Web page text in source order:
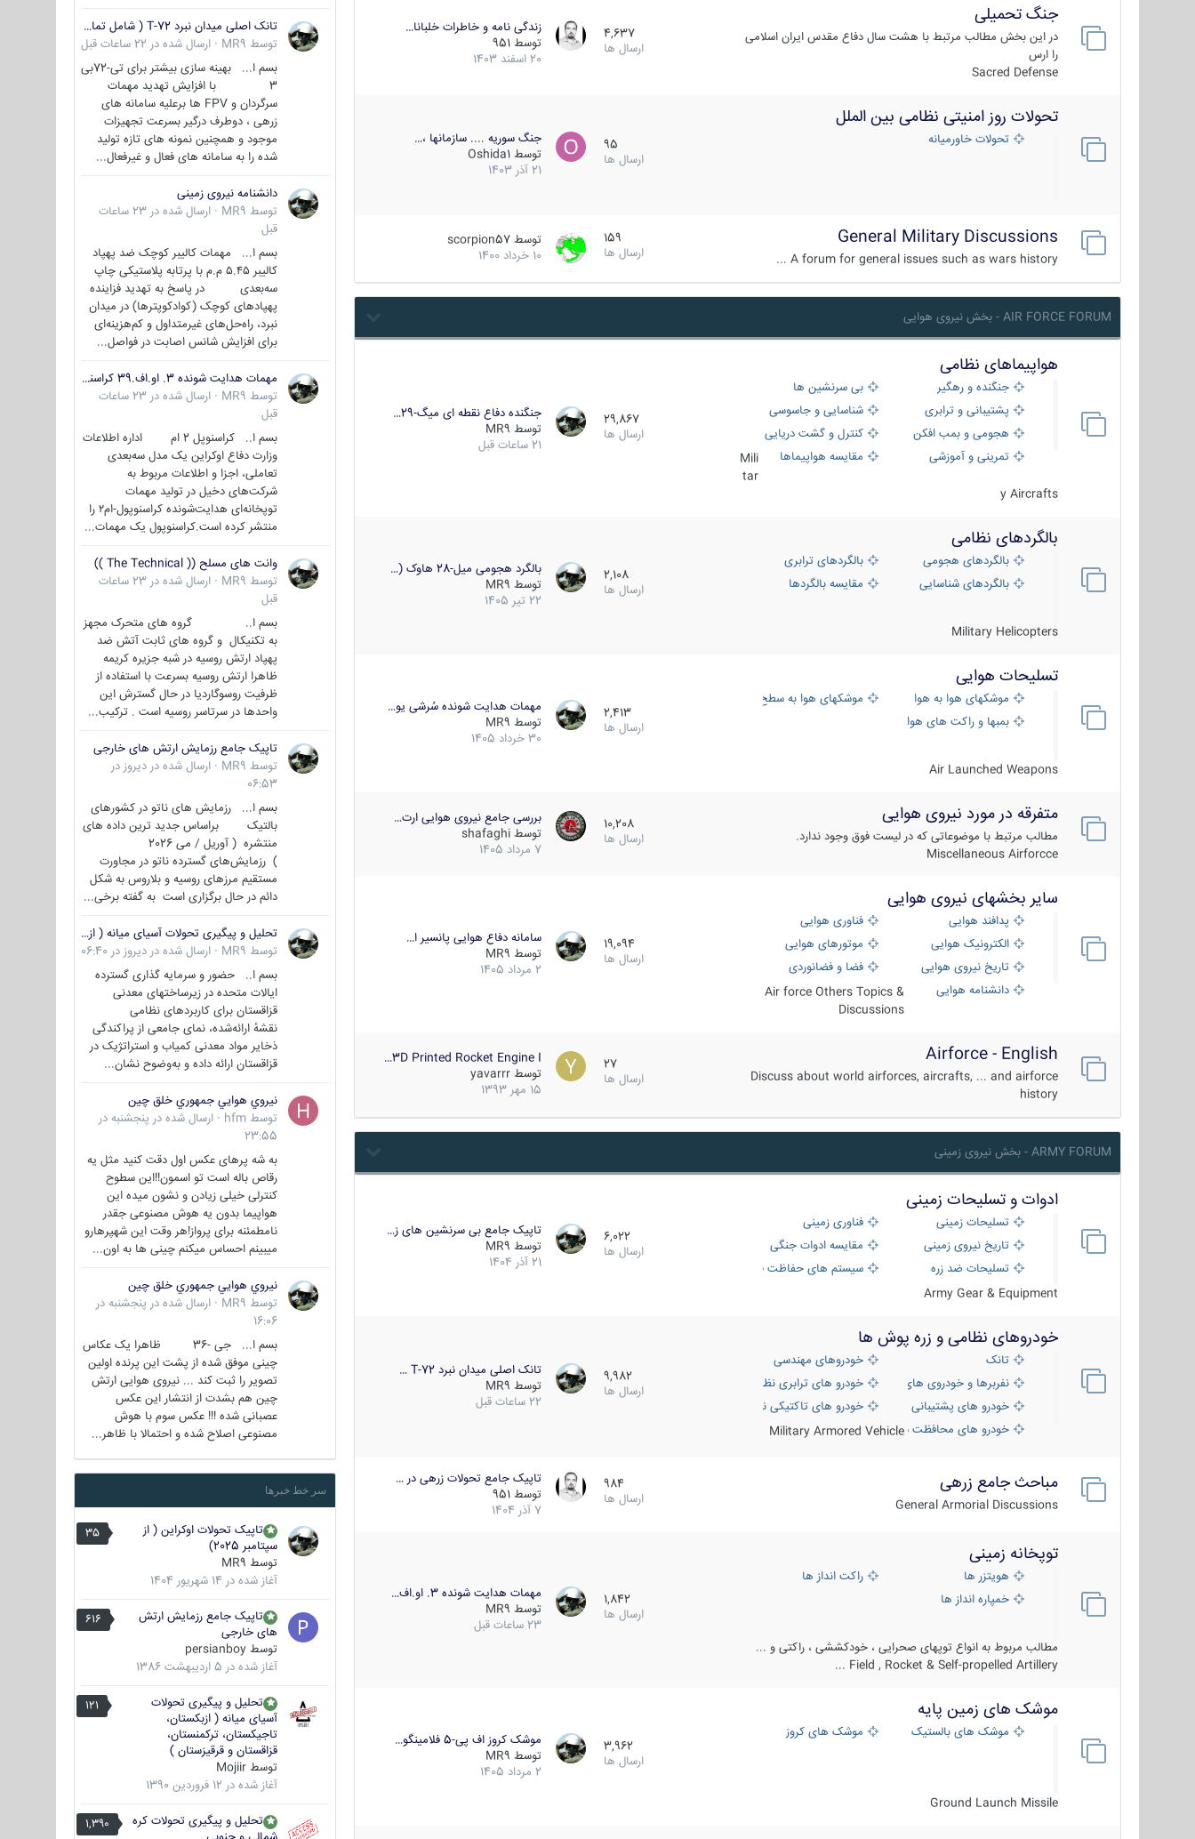
جنگ تحمیلی
در این بخش مطالب مرتبط با هشت سال دفاع مقدس ایران اسلامی
را ارس
Sacred Defense
4,637
ارسال ها
زندگی نامه و خاطرات خلبانا…
توسط 951
20 اسفند 1403
تحولات روز امنیتی نظامی بین الملل
تحولات خاورمیانه
95
ارسال ها
جنگ سوریه .... سازمانها ،…
توسط Oshida1
21 آذر 1403
General Military Discussions
A forum for general issues such as wars history ...
159
ارسال ها
توسط scorpion57
10 خرداد 1400
AIR FORCE FORUM - بخش نیروی هوایی
هواپیماهای نظامی
جنگنده و رهگیر
بی سرنشین ها
پشتیبانی و ترابری
شناسایی و جاسوسی
هجومی و بمب افکن
کنترل و گشت دریایی
تمرینی و آموزشی
مقایسه هواپیماها
Mili
tar
y Aircrafts
29,867
ارسال ها
جنگنده دفاع نقطه ای میگ-29…
توسط MR9
21 ساعات قبل
بالگردهای نظامی
بالگردهای هجومی
بالگردهای ترابری
بالگردهای شناسایی
مقایسه بالگردها
Military Helicopters
2,108
ارسال ها
بالگرد هجومی میل-28 هاوک (…
توسط MR9
22 تیر 1405
تسلیحات هوایی
موشکهای هوا به هوا
موشکهای هوا به سطح
بمبها و راکت های هوایی
Air Launched Weapons
2,413
ارسال ها
مهمات هدایت شونده سُرشی یو…
توسط MR9
30 خرداد 1405
متفرقه در مورد نیروی هوایی
مطالب مرتبط با موضوعاتی که در لیست فوق وجود ندارد.
Miscellaneous Airforcce
10,208
ارسال ها
بررسی جامع نیروی هوایی ارت…
توسط shafaghi
7 مرداد 1405
سایر بخشهای نیروی هوایی
پدافند هوایی
فناوری هوایی
الکترونیک هوایی
موتورهای هوایی
تاریخ نیروی هوایی
فضا و فضانوردی
دانشنامه هوایی
Air force Others Topics &
Discussions
19,094
ارسال ها
سامانه دفاع هوایی پانسیر ا…
توسط MR9
2 مرداد 1405
Airforce - English
Discuss about world airforces, aircrafts, ... and airforce
history
27
ارسال ها
3D Printed Rocket Engine I…
توسط yavarrr
15 مهر 1393
ARMY FORUM - بخش نیروی زمینی
ادوات و تسلیحات زمینی
تسلیحات زمینی
فناوری زمینی
تاریخ نیروی زمینی
مقایسه ادوات جنگی
تسلیحات ضد زره
سیستم های حفاظت فعال
Army Gear & Equipment
6,022
ارسال ها
تاپیک جامع بی سرنشین های ز…
توسط MR9
21 آذر 1404
خودروهای نظامی و زره پوش ها
تانک
خودروهای مهندسی
نفربرها و خودروی های رزمی پیاده نظامخودرو های ترابری نظامی
خودرو های پشتیبانی آتش ، شناسایی و ضد تانک
خودرو های تاکتیکی نظامی
خودرو های محافظت شدهMilitary Armored Vehicle
9,982
ارسال ها
تانک اصلی میدان نبرد T-72 …
توسط MR9
22 ساعات قبل
مباحث جامع زرهی
General Armorial Discussions
984
ارسال ها
تاپیک جامع تحولات زرهی در …
توسط 951
7 آذر 1404
توپخانه زمینی
هویتزر ها
راکت انداز ها
خمپاره انداز ها
مطالب مربوط به انواع توپهای صحرایی ، خودکششی ، راکتی و ...
Field , Rocket & Self-propelled Artillery ...
1,842
ارسال ها
مهمات هدایت شونده 3. او.اف…
توسط MR9
23 ساعات قبل
موشک های زمین پایه
موشک های بالستیک موشک های کروز
Ground Launch Missile
3,962
ارسال ها
موشک کروز اف پی-5 فلامینگو…
توسط MR9
2 مرداد 1405
تانک اصلی میدان نبرد T-72 ( شامل تمامی گونه ها )
توسط MR9
· ارسال شده در 22 ساعات قبل
بسم ا... بهینه سازی بیشتر برای تی-72بی
3 با افزایش تهدید مهمات
سرگردان و FPV ها برعلیه سامانه های
زرهی ، دوطرف درگیر بسرعت تجهیزات
موجود و همچنین نمونه های تازه تولید
شده را به سامانه های فعال و غیرفعال...
دانشنامه نیروی زمینی
توسط MR9
· ارسال شده در
23 ساعات
قبل
بسم ا... مهمات کالیبر کوچک ضد پهپاد
کالیبر ۵.۴۵ م.م با پرتابه پلاستیکی چاپ
سه‌بعدی در پاسخ به تهدید فزاینده
پهپادهای کوچک (کوادکوپترها) در میدان
نبرد، راه‌حل‌های غیرمتداول و کم‌هزینه‌ای
برای افزایش شانس اصابت در فواصل...
مهمات هدایت شونده 3. او.اف.39 کراسنوپل/بصیر( Krasnopol 3OF39 )
توسط MR9
· ارسال شده در
23 ساعات
قبل
بسم ا.. کراسنوپل 2 ام اداره اطلاعات
وزارت دفاع اوکراین یک مدل سه‌بعدی
تعاملی، اجزا و اطلاعات مربوط به
شرکت‌های دخیل در تولید مهمات
توپخانه‌ای هدایت‌شونده کراسنوپول-ام۲ را
منتشر کرده است.کراسنوپول یک مهمات...
وانت های مسلح (( The Technical ))
توسط MR9
· ارسال شده در
23 ساعات
قبل
بسم ا.. گروه های متحرک مجهز
به تکنیکال و گروه های ثابت آتش ضد
پهپاد ارتش روسیه در شبه جزیره کریمه
ظاهرا ارتش روسیه بسرعت با استفاده از
ظرفیت روسوگاردیا در حال گسترش این
واحدها در سرتاسر روسیه است . ترکیب...
تاپیک جامع رزمایش ارتش های خارجی
توسط MR9
· ارسال شده در دیروز در
06:53
بسم ا... رزمایش های ناتو در کشورهای
بالتیک براساس جدید ترین داده های
منتشره ( آوریل / می 2026
) رزمایش‌های گسترده ناتو در مجاورت
مستقیم مرزهای روسیه و بلاروس به شکل
دائم در حال برگزاری است به گفته برخی...
تحلیل و پیگیری تحولات آسیای میانه ( ازبکستان، تاجیکستان، ترکمنستان، قزاقستان و قرقیزستان )
توسط MR9
· ارسال شده در دیروز در 06:40
بسم ا.. حضور و سرمایه گذاری گسترده
ایالات متحده در زیرساختهای معدنی
قزاقستان برای کاربردهای نظامی
نقشهٔ ارائه‌شده، نمای جامعی از پراکندگی
ذخایر مواد معدنی کمیاب و استراتژیک در
قزاقستان ارائه داده و به‌وضوح نشان...
نيروي هوايي جمهوري خلق چين
توسط hfm
· ارسال شده در پنجشنبه در
23:55
به شه پرهای عکس اول دقت کنید مثل یه
رقاص باله است تو اسمون!!این سطوح
کنترلی خیلی زیادن و نشون میده این
هواپیما بدون یه هوش مصنوعی جقدر
نامطمئنه برای پرواز!هر وقت این شهپرهارو
میبینم احساس میکنم چینی ها به اون...
نيروي هوايي جمهوري خلق چين
توسط MR9
· ارسال شده در پنجشنبه در
16:06
بسم ا... جی -36 ظاهرا یک عکاس
چینی موفق شده از پشت این پرنده اولین
تصویر را ثبت کند ... نیروی هوایی ارتش
چین هم بشدت از انتشار این عکس
عصبانی شده !!! عکس سوم با هوش
مصنوعی اصلاح شده و احتمالا با ظاهر...
سر خط خبرها
35
تاپیک تحولات اوکراین ( از
سپتامبر 2025)
توسط MR9
آغاز شده در 14 شهریور 1404
616
تاپیک جامع رزمایش ارتش
های خارجی
توسط persianboy
آغاز شده در 5 اردیبهشت 1386
121
تحلیل و پیگیری تحولات
آسیای میانه ( ازبکستان،
تاجیکستان، ترکمنستان،
قزاقستان و قرقیزستان )
توسط Mojiir
آغاز شده در 12 فروردین 1390
1,390
تحلیل و پیگیری تحولات کره